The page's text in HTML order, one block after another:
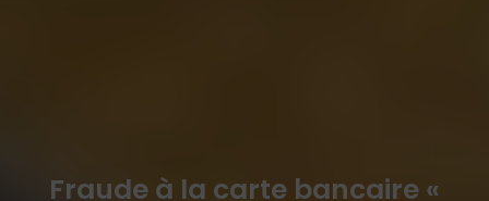
Fraude à la carte bancaire «